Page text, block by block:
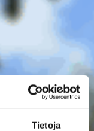
Tietoja